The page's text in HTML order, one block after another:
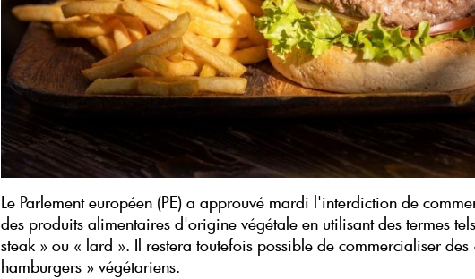
Le Parlement européen (PE) a approuvé mardi l'interdiction de
des produits alimentaires d'origine végétale en utilisant des termes
steak » ou « lard ». Il restera toutefois possible de commercialiser des
hamburgers » végétariens.